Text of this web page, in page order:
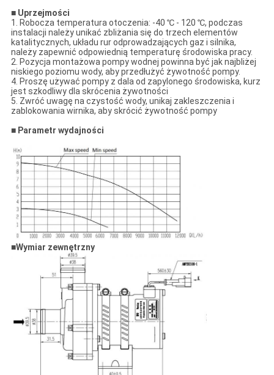
■ Uprzejmości
1. Robocza temperatura otoczenia: -40 ℃ - 120 ℃, podczas
instalacji należy unikać zbliżania się do trzech elementów
katalitycznych, układu rur odprowadzających gaz i silnika,
należy zapewnić odpowiednią temperaturę środowiska pracy.
2. Pozycja montażowa pompy wodnej powinna być jak najbliżej
niskiego poziomu wody, aby przedłużyć żywotność pompy.
4. Proszę używać pompy z dala od zapylonego środowiska, kurz
jest szkodliwy dla skrócenia żywotności
5. Zwróć uwagę na czystość wody, unikaj zakleszczenia i
zablokowania wirnika, aby skrócić żywotność pompy
■ Parametr wydajności
■Wymiar zewnętrzny